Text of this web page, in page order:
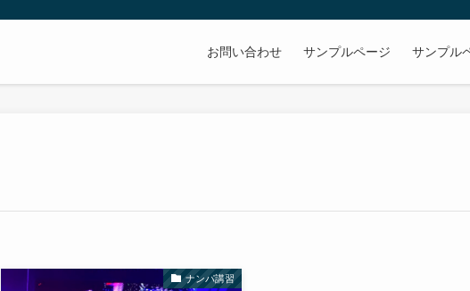
お問い合わせ サンプルページ サンプル
ナンパ講習